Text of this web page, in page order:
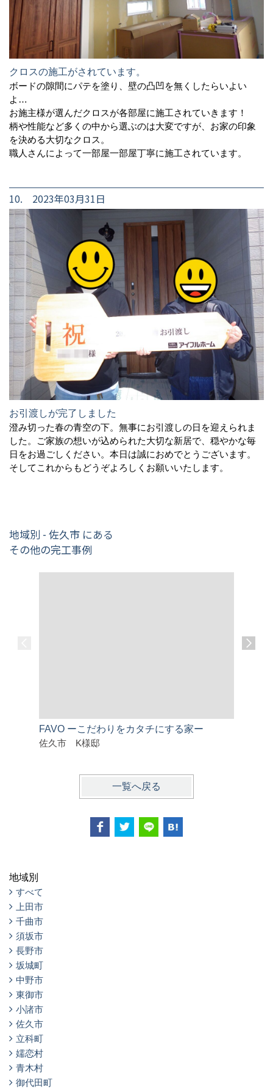
クロスの施工がされています。
ボードの隙間にパテを塗り、壁の凸凹を無くしたらいよい
よ…
お施主様が選んだクロスが各部屋に施工されていきます！
柄や性能など多くの中から選ぶのは大変ですが、お家の印象
を決める大切なクロス。
職人さんによって一部屋一部屋丁寧に施工されています。
10. 2023年03月31日
お引渡しが完了しました
澄み切った春の青空の下。無事にお引渡しの日を迎えられま
した。ご家族の想いが込められた大切な新居で、穏やかな毎
日をお過ごしください。本日は誠におめでとうございます。
そしてこれからもどうぞよろしくお願いいたします。
地域別 - 佐久市 にある
その他の完工事例
FAVO ーこだわりをカタチにする家ー
佐久市 K様邸
一覧へ戻る
地域別
すべて
上田市
千曲市
須坂市
長野市
坂城町
中野市
東御市
小諸市
佐久市
立科町
嬬恋村
青木村
御代田町